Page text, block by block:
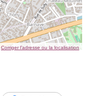
Corriger l’adresse ou la localisation